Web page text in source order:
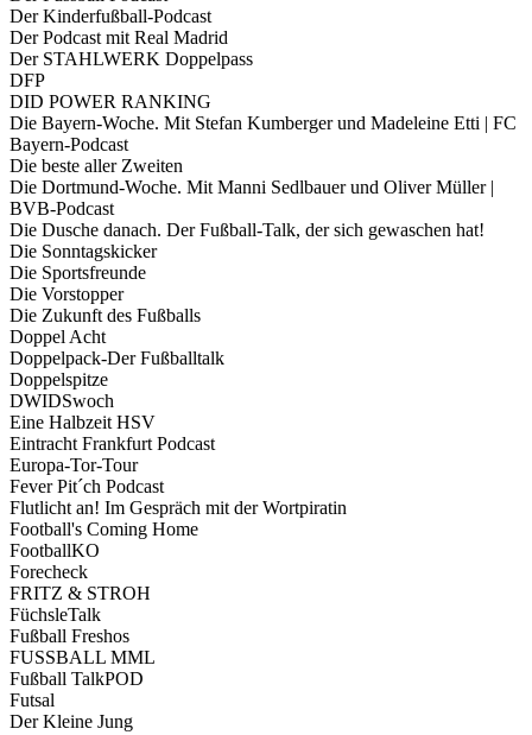
Der Kinderfußball-Podcast
Der Podcast mit Real Madrid
Der STAHLWERK Doppelpass
DFP
DID POWER RANKING
Die Bayern-Woche. Mit Stefan Kumberger und Madeleine Etti | FC
Bayern-Podcast
Die beste aller Zweiten
Die Dortmund-Woche. Mit Manni Sedlbauer und Oliver Müller |
BVB-Podcast
Die Dusche danach. Der Fußball-Talk, der sich gewaschen hat!
Die Sonntagskicker
Die Sportsfreunde
Die Vorstopper
Die Zukunft des Fußballs
Doppel Acht
Doppelpack-Der Fußballtalk
Doppelspitze
DWIDSwoch
Eine Halbzeit HSV
Eintracht Frankfurt Podcast
Europa-Tor-Tour
Fever Pit´ch Podcast
Flutlicht an! Im Gespräch mit der Wortpiratin
Football's Coming Home
FootballKO
Forecheck
FRITZ & STROH
FüchsleTalk
Fußball Freshos
FUSSBALL MML
Fußball TalkPOD
Futsal
Der Kleine Jung